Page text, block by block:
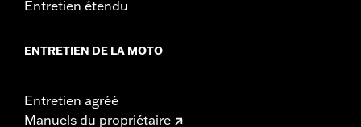
Entretien étendu
ENTRETIEN DE LA MOTO
Entretien agréé
Manuels du propriétaire